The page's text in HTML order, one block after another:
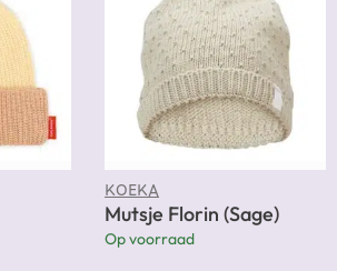
KOEKA
Mutsje Florin (Sage)
Op voorraad